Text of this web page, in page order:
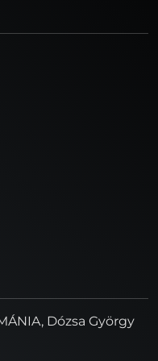
Dózsa György